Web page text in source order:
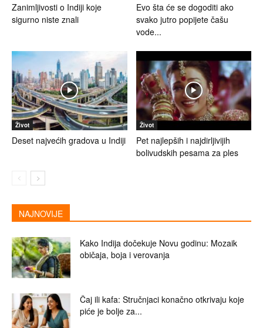
Zanimljivosti o Indiji koje
sigurno niste znali
Evo šta će se dogoditi ako
svako jutro popijete čašu
vode...
Život
Deset najvećih gradova u Indiji
Život
Pet najlepših i najdirljivijih
bolivudskih pesama za ples
NAJNOVIJE
Kako Indija dočekuje Novu godinu: Mozaik
običaja, boja i verovanja
Čaj ili kafa: Stručnjaci konačno otkrivaju koje
piće je bolje za...